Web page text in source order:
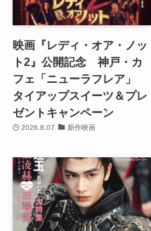
映画『レディ・オア・ノッ
ト2』公開記念 神戸・カ
フェ「ニューラフレア」
タイアップスイーツ＆プレ
ゼントキャンペーン
2026.8.07 新作映画